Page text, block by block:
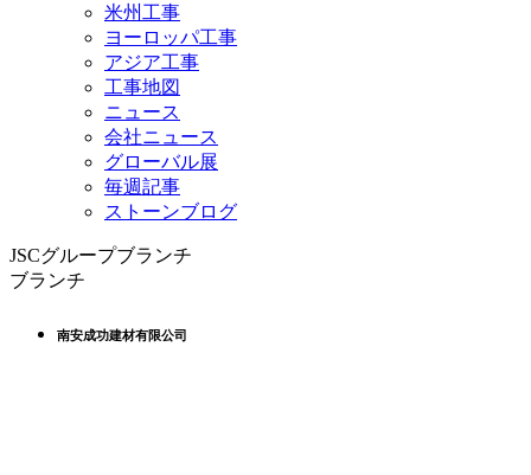
米州工事
ヨーロッパ工事
アジア工事
工事地図
ニュース
会社ニュース
グローバル展
毎週記事
ストーンブログ
JSCグループブランチ
ブランチ
南安成功建材有限公司